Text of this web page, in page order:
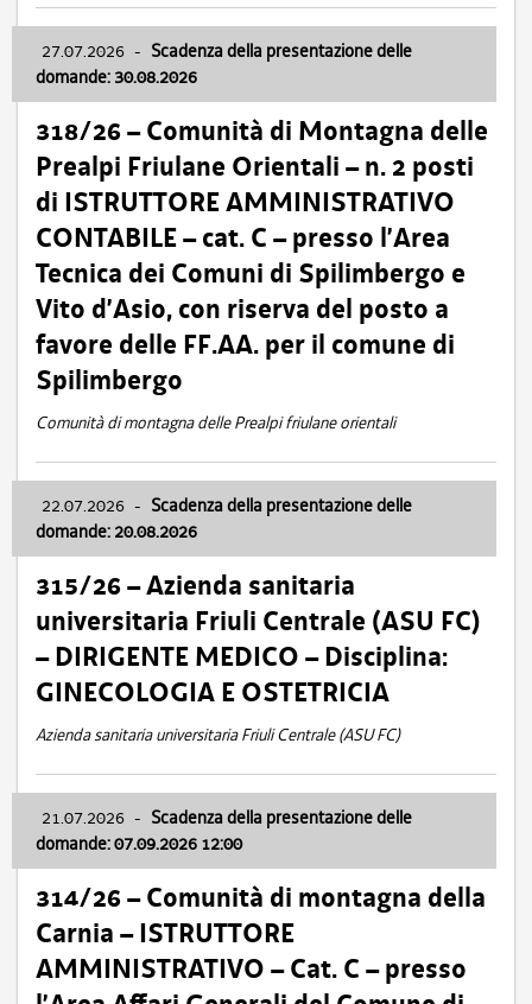
27.07.2026 - Scadenza della presentazione delle
domande: 30.08.2026
318/26 – Comunità di Montagna delle
Prealpi Friulane Orientali – n. 2 posti
di ISTRUTTORE AMMINISTRATIVO
CONTABILE – cat. C – presso l’Area
Tecnica dei Comuni di Spilimbergo e
Vito d’Asio, con riserva del posto a
favore delle FF.AA. per il comune di
Spilimbergo
Comunità di montagna delle Prealpi friulane orientali
22.07.2026 - Scadenza della presentazione delle
domande: 20.08.2026
315/26 – Azienda sanitaria
universitaria Friuli Centrale (ASU FC)
– DIRIGENTE MEDICO – Disciplina:
GINECOLOGIA E OSTETRICIA
Azienda sanitaria universitaria Friuli Centrale (ASU FC)
21.07.2026 - Scadenza della presentazione delle
domande: 07.09.2026 12:00
314/26 – Comunità di montagna della
Carnia – ISTRUTTORE
AMMINISTRATIVO – Cat. C – presso